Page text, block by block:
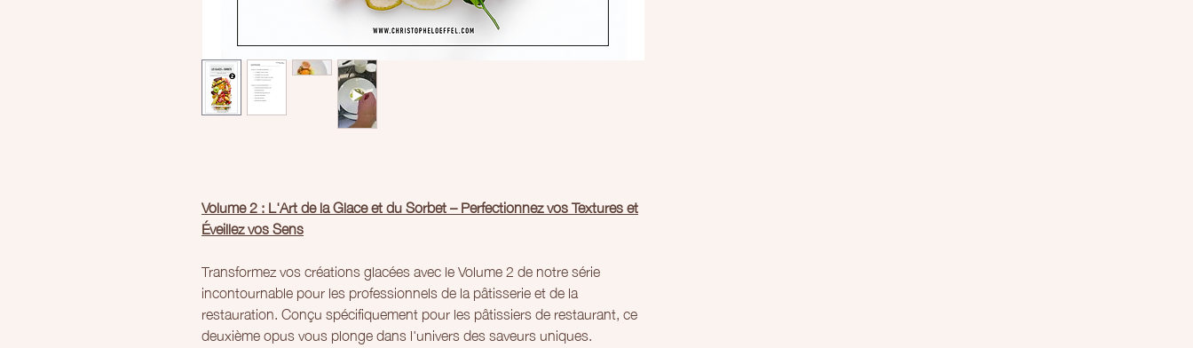
Volume 2 : L'Art de la Glace et du Sorbet – Perfectionnez vos Textures et
Éveillez vos Sens
Transformez vos créations glacées avec le Volume 2 de notre série
incontournable pour les professionnels de la pâtisserie et de la
restauration. Conçu spécifiquement pour les pâtissiers de restaurant, ce
deuxième opus vous plonge dans l'univers des saveurs uniques.